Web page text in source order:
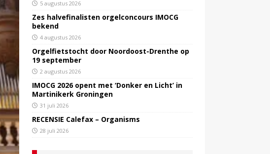
5 augustus 2026
Zes halvefinalisten orgelconcours IMOCG
bekend
4 augustus 2026
Orgelfietstocht door Noordoost-Drenthe op
19 september
2 augustus 2026
IMOCG 2026 opent met ‘Donker en Licht’ in
Martinikerk Groningen
31 juli 2026
RECENSIE Calefax – Organisms
28 juli 2026